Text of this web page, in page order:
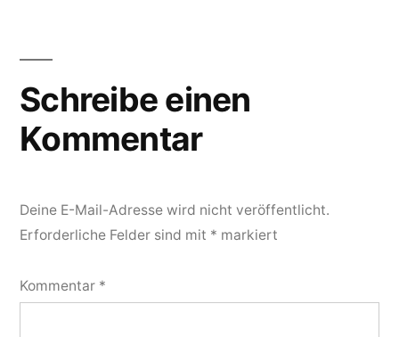
Schreibe einen
Kommentar
Deine E-Mail-Adresse wird nicht veröffentlicht.
Erforderliche Felder sind mit * markiert
Kommentar *